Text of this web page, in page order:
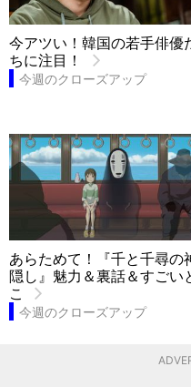
今アツい！韓国の若手俳優
ちに注目！
今週のクローズアップ
あらためて！『千と千尋の
隠し』魅力＆裏話＆すごい
こ
今週のクローズアップ